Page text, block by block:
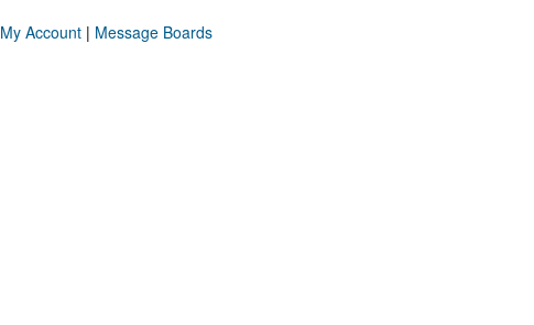
My Account| Message Boards